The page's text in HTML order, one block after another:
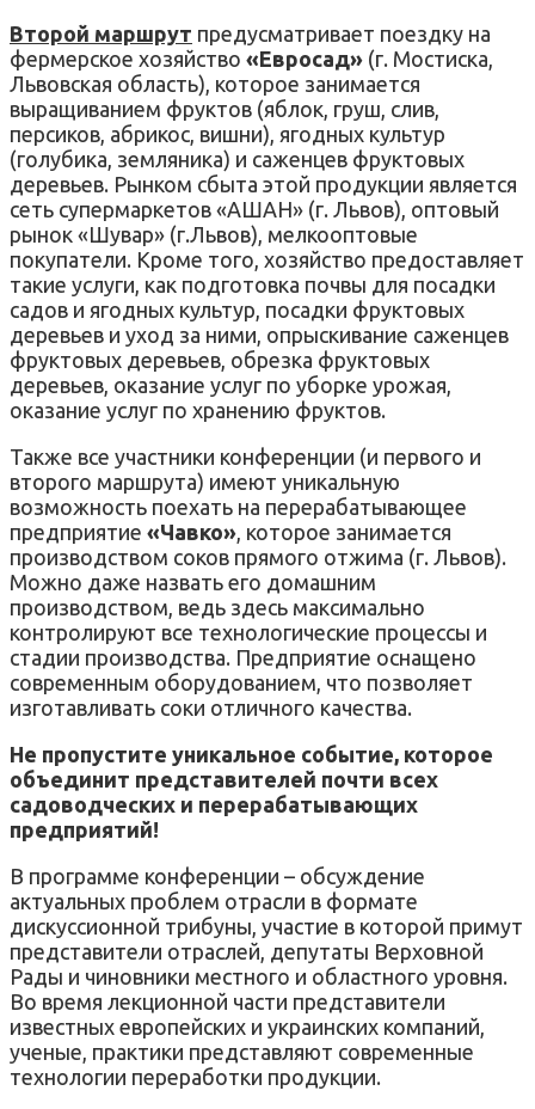
Второй маршрут предусматривает поездку на
фермерское хозяйство «Евросад» (г. Мостиска,
Львовская область), которое занимается
выращиванием фруктов (яблок, груш, слив,
персиков, абрикос, вишни), ягодных культур
(голубика, земляника) и саженцев фруктовых
деревьев. Рынком сбыта этой продукции является
сеть супермаркетов «АШАН» (г. Львов), оптовый
рынок «Шувар» (г.Львов), мелкооптовые
покупатели. Кроме того, хозяйство предоставляет
такие услуги, как подготовка почвы для посадки
садов и ягодных культур, посадки фруктовых
деревьев и уход за ними, опрыскивание саженцев
фруктовых деревьев, обрезка фруктовых
деревьев, оказание услуг по уборке урожая,
оказание услуг по хранению фруктов.
Также все участники конференции (и первого и
второго маршрута) имеют уникальную
возможность поехать на перерабатывающее
предприятие «Чавко» , которое занимается
производством соков прямого отжима (г. Львов).
Можно даже назвать его домашним
производством, ведь здесь максимально
контролируют все технологические процессы и
стадии производства. Предприятие оснащено
современным оборудованием, что позволяет
изготавливать соки отличного качества.
Не пропустите уникальное событие, которое
объединит представителей почти всех
садоводческих и перерабатывающих
предприятий!
В программе конференции – обсуждение
актуальных проблем отрасли в формате
дискуссионной трибуны, участие в которой примут
представители отраслей, депутаты Верховной
Рады и чиновники местного и областного уровня.
Во время лекционной части представители
известных европейских и украинских компаний,
ученые, практики представляют современные
технологии переработки продукции.